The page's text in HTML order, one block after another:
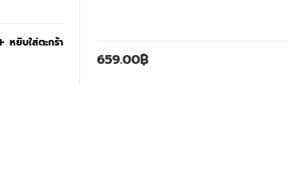
หยิบใส่ตะกร้า
659.00฿